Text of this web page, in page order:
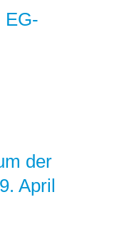
EG-
der
April